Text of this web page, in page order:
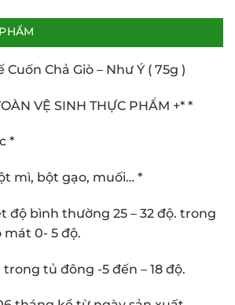
Cuốn Chả Giò – Như Ý ( 75g )
VỆ SINH THỰC PHẨM +* *
*
mì, bột gạo, muối… *
độ bình thường 25 – 32 độ. trong
0- 5 độ.
tủ đông -5 đến – 18 độ.